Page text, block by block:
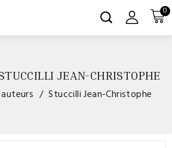
0
JEAN-CHRISTOPHE
Stuccilli Jean-Christophe